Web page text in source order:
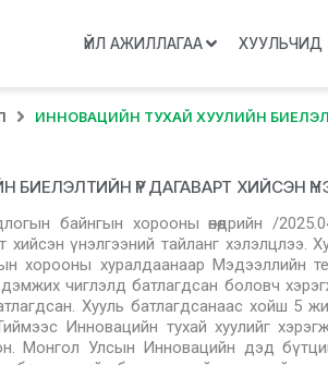
ҮЙЛ АЖИЛЛАГАА ХУУЛЬЧИД
ИННОВАЦИЙН ТУХАЙ ХУУЛИЙН
БИЕЛЭЛТИЙН ҮР ДАГАВАРТ ХИЙСЭН
байнгын хорооны өнөөдрийн /
хийсэн үнэлгээний тайланг
хорооны хуралдаанаар Мэдээллийн
чиглэлд батлагдсан боловч
Хууль батлагдсанаас хойш 5
Инновацийн тухай хуулийг
Монгол Улсын Инновацийн дэд